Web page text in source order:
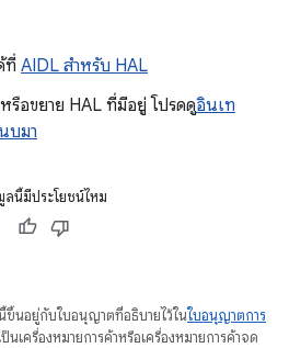
ที่ AIDL สำหรับ HAL
รือขยาย HAL ที่มีอยู่ โปรดดูอินเท
บมา
ลนี้มีประโยชน์ไหม
ขึ้นอยู่กับใบอนุญาตที่อธิบายไว้ในใบอนุญาตการ
เครื่องหมายการค้าหรือเครื่องหมายการค้าจด